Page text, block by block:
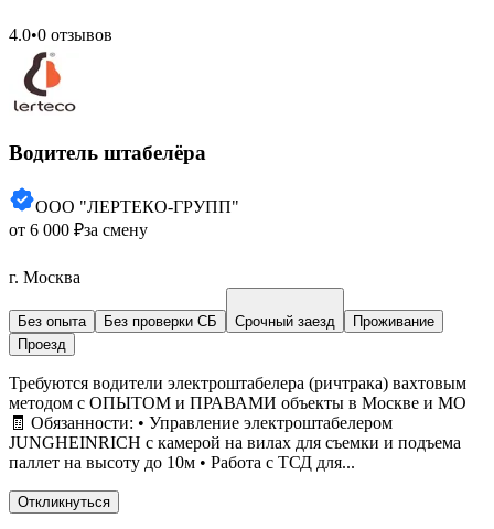
4.0•0 отзывов
Водитель штабелёра
ООО "ЛЕРТЕКО-ГРУПП"
от 6 000 ₽за смену
г. Москва
Без опыта Без проверки СБ Срочный заезд
Проживание
Проезд
Требуются водители электроштабелера (ричтрака) вахтовым
методом с ОПЫТОМ и ПРАВАМИ объекты в Москве и МО
🧾 Обязанности: • Управление электроштабелером
JUNGHEINRICH с камерой на вилах для съемки и подъема
паллет на высоту до 10м • Работа с ТСД для...
Откликнуться